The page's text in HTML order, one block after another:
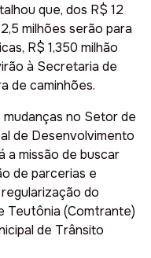
que, dos R$ 12
milhões serão para
R$ 1,350 milhão
à Secretaria de
de caminhões.
no Setor de
de Desenvolvimento
a missão de buscar
de parcerias e
regularização do
Teutônia (Comtrante)
de Trânsito